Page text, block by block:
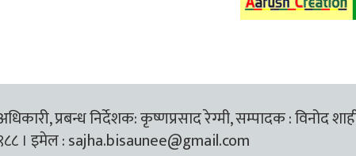
प्रबन्ध निर्देशक: कृष्णप्रसाद रेग्मी, सम्पादक : विनोद
। इमेल :sajha.bisaunee@gmail.com